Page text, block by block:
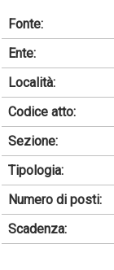
Fonte:
Ente:
Località:
Codice atto:
Sezione:
Tipologia:
Numero di posti:
Scadenza: